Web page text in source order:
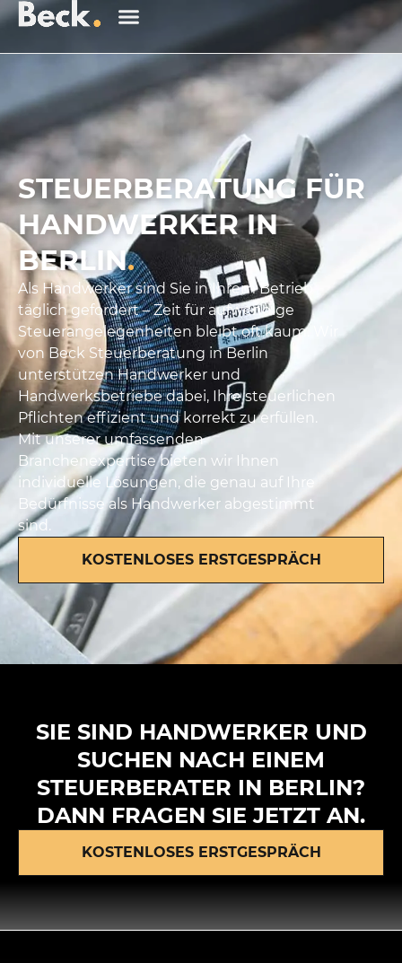
STEUERBERATUNG FÜR
HANDWERKER IN
BERLIN.
Als Handwerker sind Sie in Ihrem Betrieb
täglich gefordert – Zeit für aufwendige
Steuerangelegenheiten bleibt oft kaum. Wir
von Beck Steuerberatung in Berlin
unterstützen Handwerker und
Handwerksbetriebe dabei, Ihre steuerlichen
Pflichten effizient und korrekt zu erfüllen.
Mit unserer umfassenden
Branchenexpertise bieten wir Ihnen
individuelle Lösungen, die genau auf Ihre
Bedürfnisse als Handwerker abgestimmt
sind.
KOSTENLOSES ERSTGESPRÄCH
SIE SIND HANDWERKER UND
SUCHEN NACH EINEM
STEUERBERATER IN BERLIN?
DANN FRAGEN SIE JETZT AN.
KOSTENLOSES ERSTGESPRÄCH